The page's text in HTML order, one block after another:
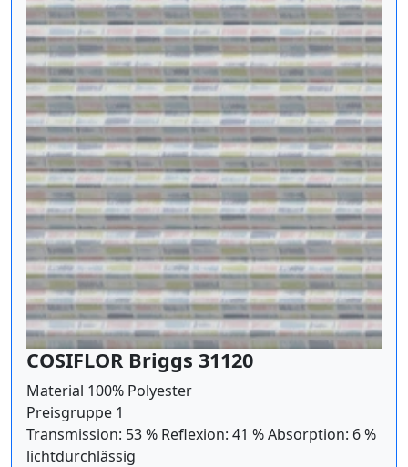
COSIFLOR Briggs 31120
Material 100% Polyester
Preisgruppe 1
Transmission: 53 % Reflexion: 41 % Absorption: 6 %
lichtdurchlässig